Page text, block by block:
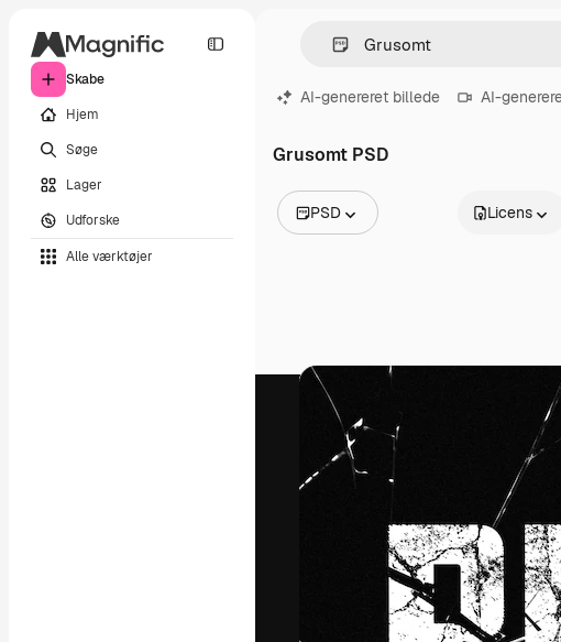
Skabe
Hjem
Søge
Lager
Udforske
Alle værktøjer
AI-genereret billede AI-
Grusomt PSD
PSD
Videoer
Optagelser
Motion graphics
Videoskabeloner
3D modeller
Skrifttyper
Licens
Den kreative platform til
arbejde. Over 1 million
kreative og
studier.
Dansk